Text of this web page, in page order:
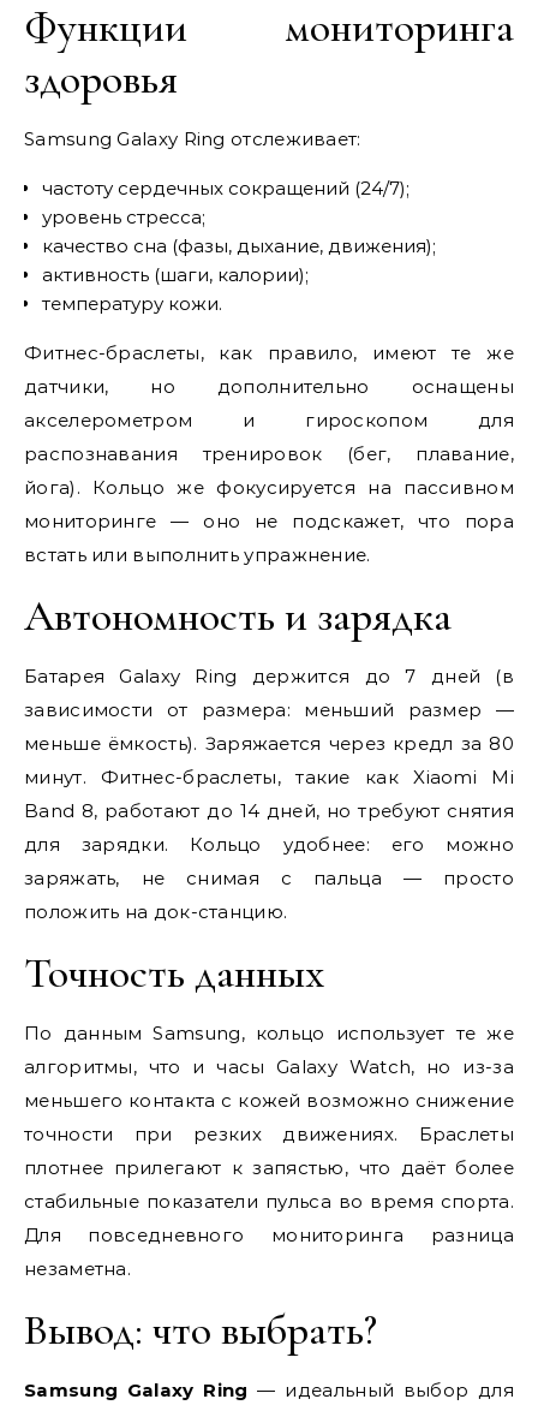
Функции мониторинга
здоровья
Samsung Galaxy Ring отслеживает:
частоту сердечных сокращений (24/7);
уровень стресса;
качество сна (фазы, дыхание, движения);
активность (шаги, калории);
температуру кожи.
Фитнес-браслеты, как правило, имеют те же
датчики, но дополнительно оснащены
акселерометром и гироскопом для
распознавания тренировок (бег, плавание,
йога). Кольцо же фокусируется на пассивном
мониторинге — оно не подскажет, что пора
встать или выполнить упражнение.
Автономность и зарядка
Батарея Galaxy Ring держится до 7 дней (в
зависимости от размера: меньший размер —
меньше ёмкость). Заряжается через кредл за 80
минут. Фитнес-браслеты, такие как Xiaomi Mi
Band 8, работают до 14 дней, но требуют снятия
для зарядки. Кольцо удобнее: его можно
заряжать, не снимая с пальца — просто
положить на док-станцию.
Точность данных
По данным Samsung, кольцо использует те же
алгоритмы, что и часы Galaxy Watch, но из-за
меньшего контакта с кожей возможно снижение
точности при резких движениях. Браслеты
плотнее прилегают к запястью, что даёт более
стабильные показатели пульса во время спорта.
Для повседневного мониторинга разница
незаметна.
Вывод: что выбрать?
Samsung Galaxy Ring — идеальный выбор для